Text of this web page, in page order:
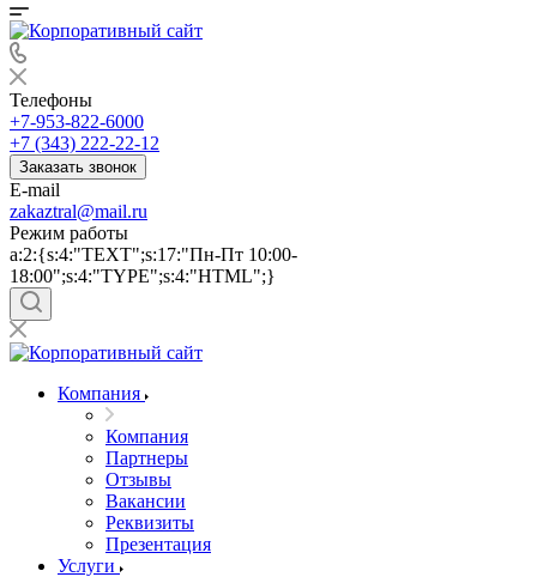
Телефоны
+7-953-822-6000
+7 (343) 222-22-12
Заказать звонок
E-mail
zakaztral@mail.ru
Режим работы
a:2:{s:4:"TEXT";s:17:"Пн-Пт 10:00-
18:00";s:4:"TYPE";s:4:"HTML";}
Компания
Компания
Партнеры
Отзывы
Вакансии
Реквизиты
Презентация
Услуги